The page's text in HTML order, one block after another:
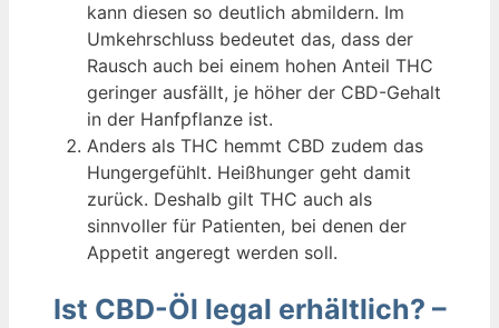
kann diesen so deutlich abmildern. Im
Umkehrschluss bedeutet das, dass der
Rausch auch bei einem hohen Anteil THC
geringer ausfällt, je höher der CBD-Gehalt
in der Hanfpflanze ist.
Anders als THC hemmt CBD zudem das
Hungergefühlt. Heißhunger geht damit
zurück. Deshalb gilt THC auch als
sinnvoller für Patienten, bei denen der
Appetit angeregt werden soll.
Ist CBD-Öl legal erhältlich? –